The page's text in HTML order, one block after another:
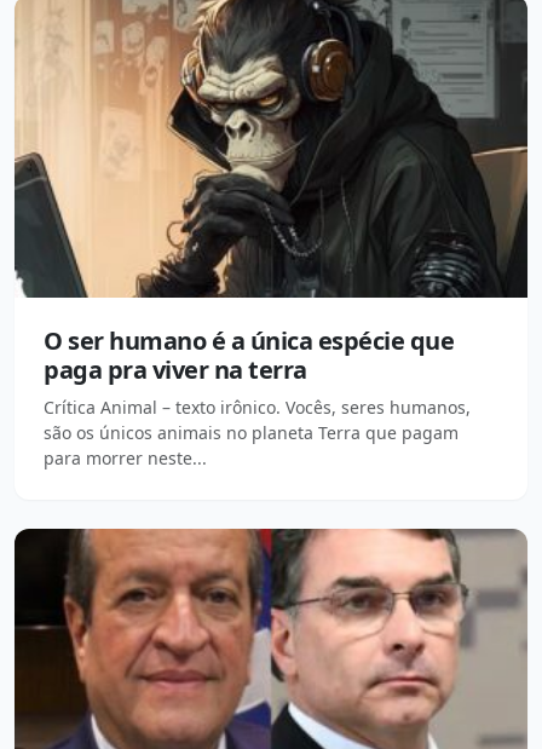
O ser humano é a única espécie que
paga pra viver na terra
Crítica Animal – texto irônico. Vocês, seres humanos,
são os únicos animais no planeta Terra que pagam
para morrer neste...